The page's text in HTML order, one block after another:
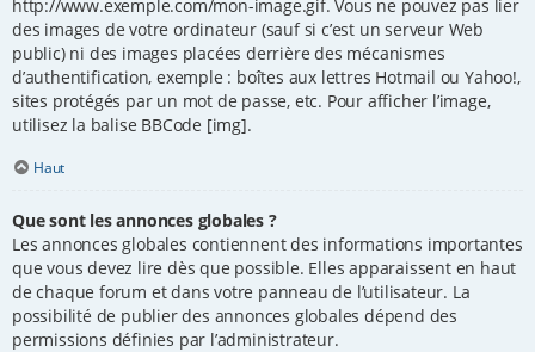
http://www.exemple.com/mon-image.gif. Vous ne pouvez pas lier
des images de votre ordinateur (sauf si c’est un serveur Web
public) ni des images placées derrière des mécanismes
d’authentification, exemple : boîtes aux lettres Hotmail ou Yahoo!,
sites protégés par un mot de passe, etc. Pour afficher l’image,
utilisez la balise BBCode [img].
Haut
Que sont les annonces globales ?
Les annonces globales contiennent des informations importantes
que vous devez lire dès que possible. Elles apparaissent en haut
de chaque forum et dans votre panneau de l’utilisateur. La
possibilité de publier des annonces globales dépend des
permissions définies par l’administrateur.